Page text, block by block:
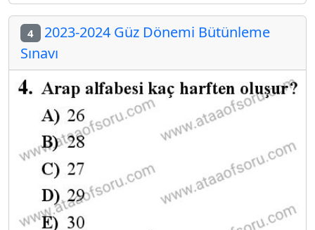
4 2023-2024 Güz Dönemi Bütünleme
Sınavı